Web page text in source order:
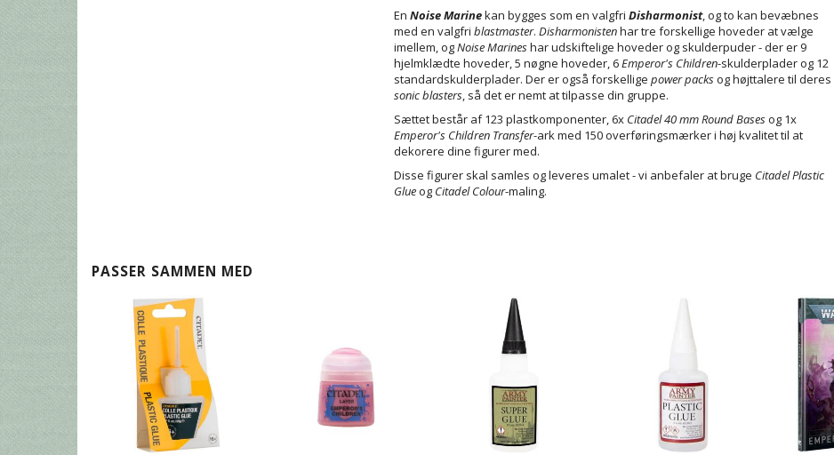
EnNoise Marinekan bygges som en valgfriDisharmonist, og to kan bevæbnes
med en valgfriblastmaster.Disharmonistenhar tre forskellige hoveder at vælge
imellem, ogNoise Marineshar udskiftelige hoveder og skulderpuder - der er 9
hjelmklædte hoveder, 5 nøgne hoveder, 6Emperor's Children-skulderplader og 12
standardskulderplader. Der er også forskelligepower packsog højttalere til deres
sonic blasters , så det er nemt at tilpasse din gruppe.
Sættet består af 123 plastkomponenter, 6x Citadel 40 mm Round Basesog 1x
Emperor's Children Transfer-ark med 150 overføringsmærker i høj kvalitet til at
dekorere dine figurer med.
Disse figurer skal samles og leveres umalet - vi anbefaler at bruge Citadel Plastic
Glueog Citadel Colour-maling.
PASSER SAMMEN MED